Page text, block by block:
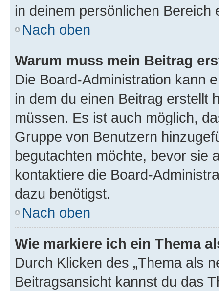
in deinem persönlichen Bereich
Nach oben
Warum muss mein Beitrag
Die Board-Administration kann
in dem du einen Beitrag erstellt
müssen. Es ist auch möglich,
Gruppe von Benutzern
begutachten möchte, bevor sie
kontaktiere die Board-
dazu benötigst.
Nach oben
Wie markiere ich ein Thema
Durch Klicken des „Thema als
Beitragsansicht kannst du das